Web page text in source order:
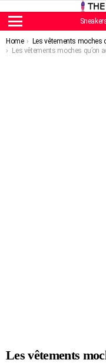
Menu
You are here:
Home
Les vêtements moches
Les vêtements moches qu’on
Les vêtements